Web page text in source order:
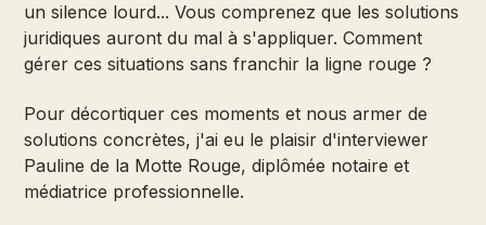
un silence lourd... Vous comprenez que les solutions
juridiques auront du mal à s'appliquer. Comment
gérer ces situations sans franchir la ligne rouge ?
Pour décortiquer ces moments et nous armer de
solutions concrètes, j'ai eu le plaisir d'interviewer
Pauline de la Motte Rouge, diplômée notaire et
médiatrice professionnelle.